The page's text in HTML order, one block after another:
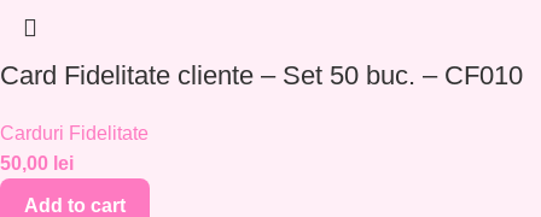
Card Fidelitate cliente – Set 50 buc. – CF010
Carduri Fidelitate
50,00 lei
Add to cart